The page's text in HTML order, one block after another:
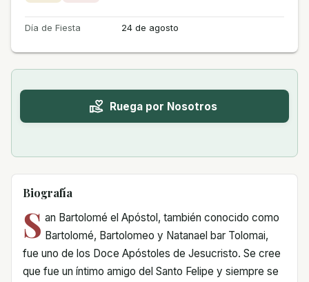
Día de Fiesta 24 de agosto
Ruega por Nosotros
Biografía
S an Bartolomé el Apóstol, también conocido como
Bartolomé, Bartolomeo y Natanael bar Tolomai,
fue uno de los Doce Apóstoles de Jesucristo. Se cree
que fue un íntimo amigo del Santo Felipe y siempre se